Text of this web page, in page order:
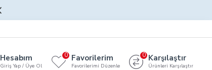
Hesabım
Giriş Yap / Üye Ol
Favorilerim
Favorilerimi Düzenle
0 Karşılaştır
Ürünleri Karşılaştır
0